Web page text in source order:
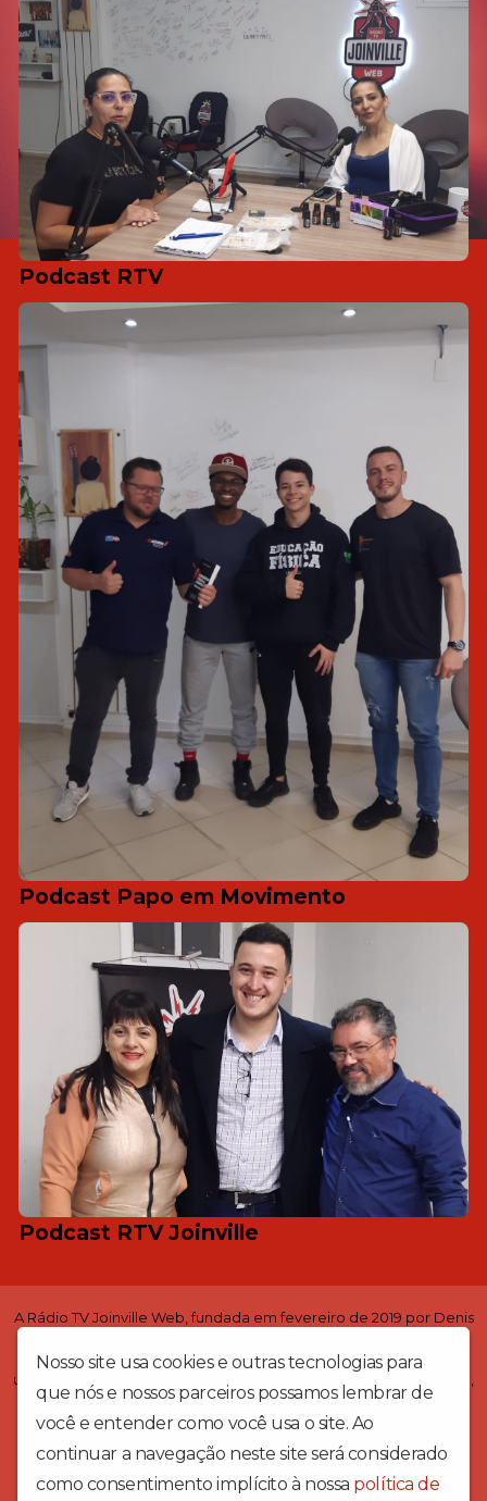
Podcast RTV
Podcast Papo em Movimento
Podcast RTV Joinville
Nosso site usa cookies e outras tecnologias para
que nós e nossos parceiros possamos lembrar de
você e entender como você usa o site. Ao
continuar a navegação neste site será considerado
como consentimento implícito à nossa política de
A Rádio TV Joinville Web, fundada em fevereiro de 2019 por Denis
também possui aplicativo disponível para aparelhos Android. É
uma rádio online que proporciona, além de música de qualidade,
conteúdo diversificado, como entrevistas, podcasts,
informações e notícias do mundo da música, bem como pautas
atuais da sociedade. Iniciou-se como um projeto que visa
divulgar nossos artistas, músicos e bandas autorais de Joinville e
região, atualmente dando espaço a artistas de todo o Brasil - “A